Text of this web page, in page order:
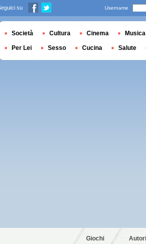
Giochi Autori
su Username
Società Cultura Cinema Musica
Per Lei Sesso Cucina Salute